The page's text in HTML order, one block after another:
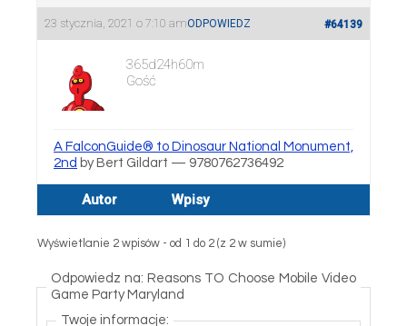
23 stycznia, 2021 o 7:10 am #64139
ODPOWIEDZ
365d24h60m
Gość
A FalconGuide® to Dinosaur National Monument,
2nd by Bert Gildart — 9780762736492
Autor Wpisy
Wyświetlanie 2 wpisów - od 1 do 2 (z 2 w sumie)
Odpowiedz na: Reasons TO Choose Mobile Video
Game Party Maryland
Twoje informacje: